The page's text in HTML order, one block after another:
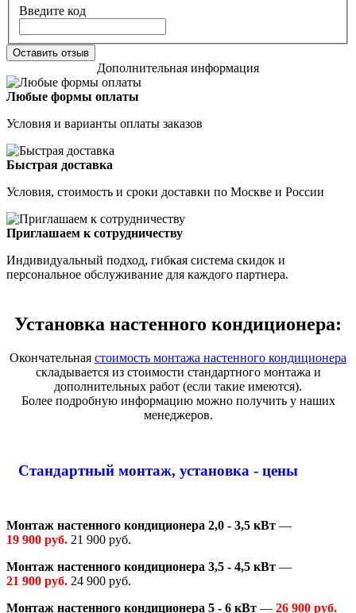
Введите код
Оставить отзыв
Дополнительная информация
Любые формы оплаты
Условия и варианты оплаты заказов
Быстрая доставка
Условия, стоимость и сроки доставки по Москве и России
Приглашаем к сотрудничеству
Индивидуальный подход, гибкая система скидок и
персональное обслуживание для каждого партнера.
Установка настенного кондиционера:
Окончательная стоимость монтажа настенного кондиционера
складывается из стоимости стандартного монтажа и
дополнительных работ (если такие имеются).
Более подробную информацию можно получить у наших
менеджеров.
Стандартный монтаж, установка - цены
Монтаж настенного кондиционера 2,0 - 3,5 кВт —
19 900 руб. 21 900 руб.
Монтаж настенного кондиционера 3,5 - 4,5 кВт —
21 900 руб. 24 900 руб.
Монтаж настенного кондиционера 5 - 6 кВт — 26 900 руб.